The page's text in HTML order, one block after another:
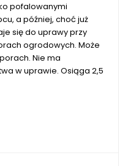
pofalowanymi
a później, choć już
się do uprawy przy
ogrodowych. Może
Nie ma
w uprawie. Osiąga 2,5